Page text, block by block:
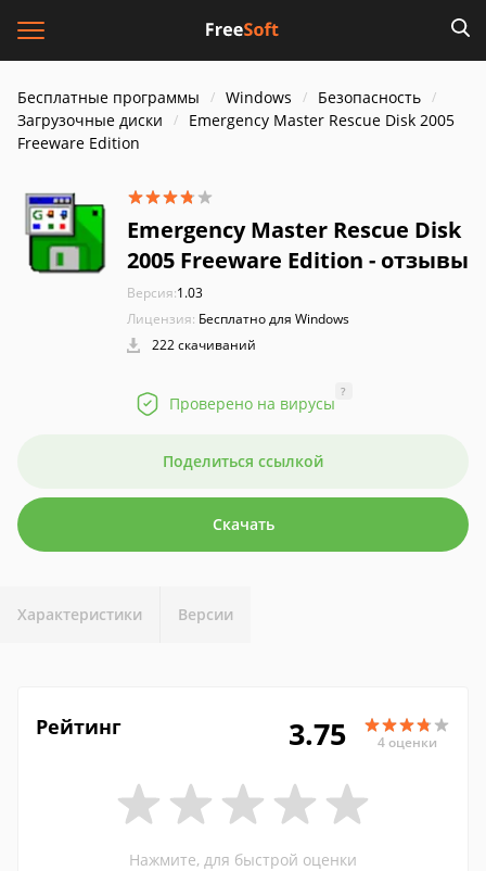
Бесплатные программы Windows
Безопасность
Загрузочные диски
Emergency Master Rescue Disk 2005
Freeware Edition
Emergency Master Rescue Disk
2005 Freeware Edition - отзывы
Версия:1.03
Лицензия: Бесплатно для Windows
222 скачиваний
Проверено на вирусы
?
Поделиться ссылкой
Скачать
Характеристики Версии
Рейтинг 3.75 4 оценки
Нажмите, для быстрой оценки